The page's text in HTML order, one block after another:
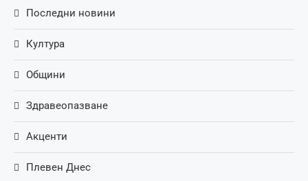
Последни новини
Култура
Общини
Здравеопазване
Акценти
Плевен Днес